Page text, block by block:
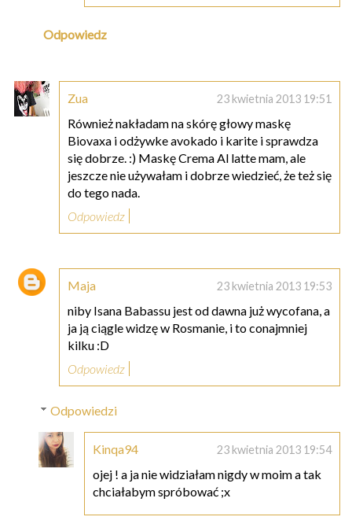
Odpowiedz
Zua 23 kwietnia 2013 19:51
Również nakładam na skórę głowy maskę
Biovaxa i odżywke avokado i karite i sprawdza
się dobrze. :) Maskę Crema Al latte mam, ale
jeszcze nie używałam i dobrze wiedzieć, że też się
do tego nada.
Odpowiedz
Maja 23 kwietnia 2013 19:53
niby Isana Babassu jest od dawna już wycofana, a
ja ją ciągle widzę w Rosmanie, i to conajmniej
kilku :D
Odpowiedz
Odpowiedzi
Kinqa94 23 kwietnia 2013 19:54
ojej ! a ja nie widziałam nigdy w moim a tak
chciałabym spróbować ;x